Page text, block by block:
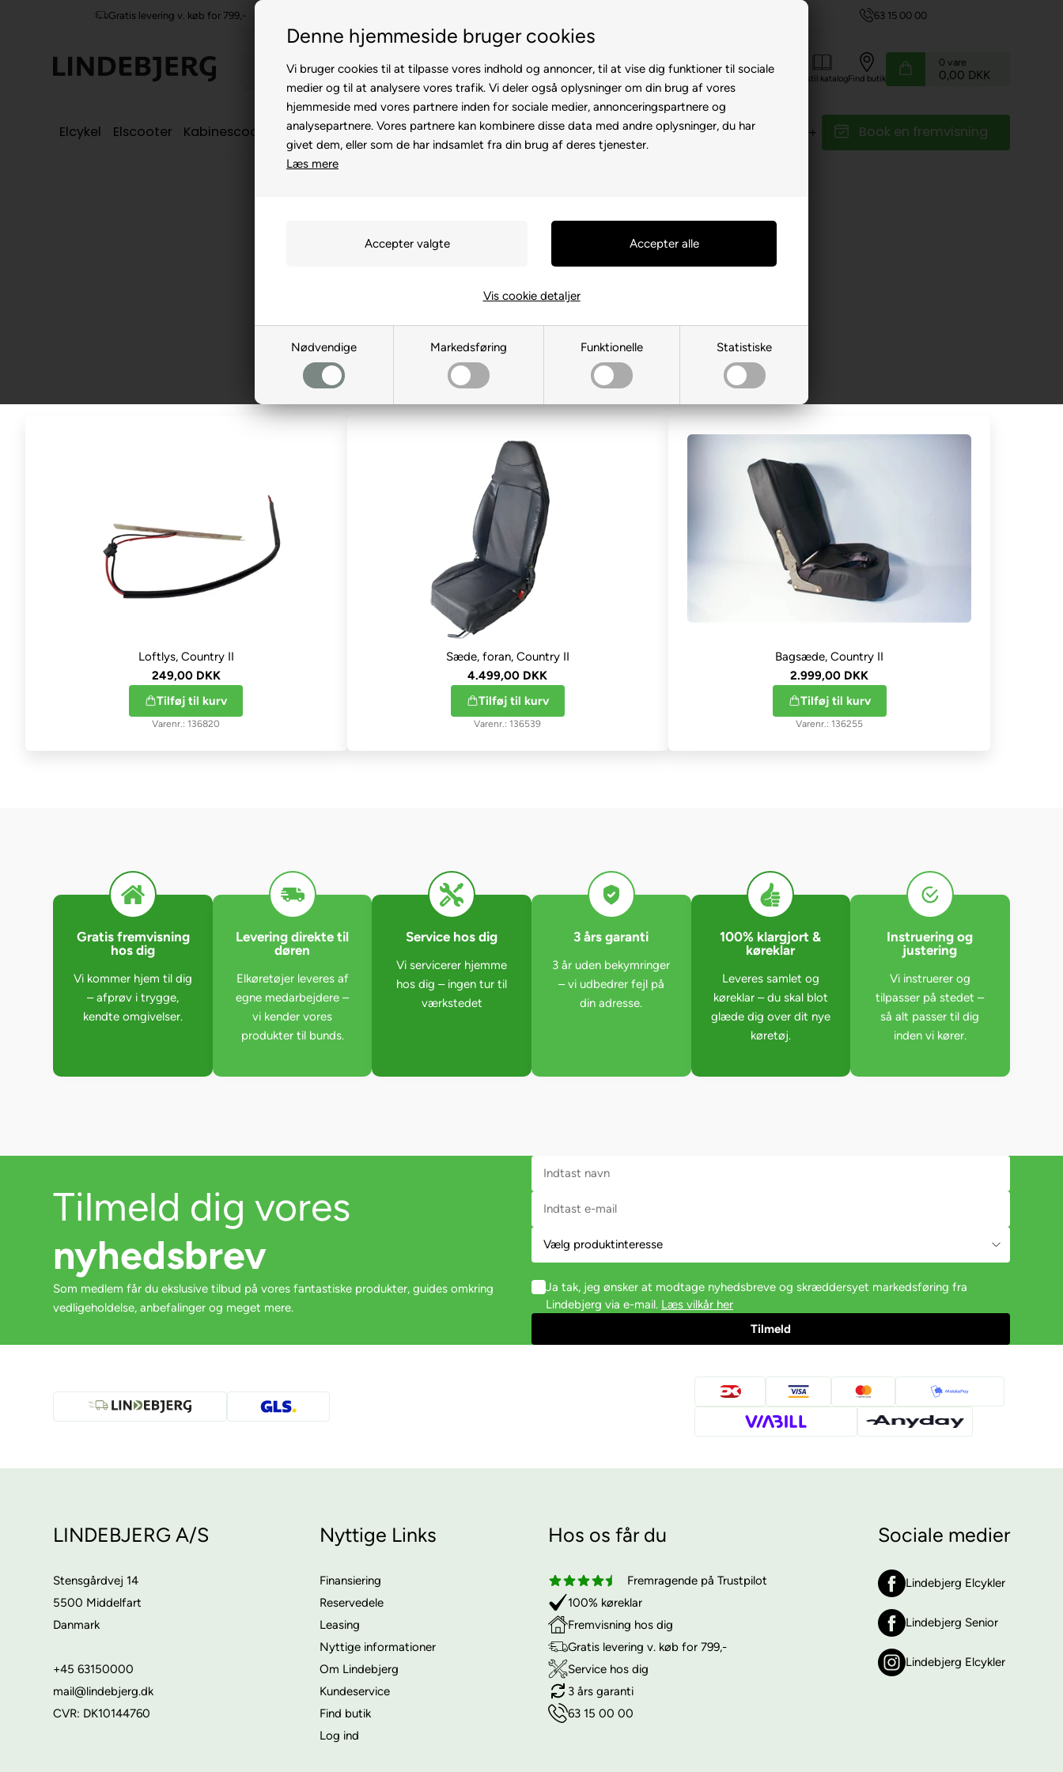
Denne hjemmeside bruger cookies
Vi bruger cookies til at tilpasse vores indhold og annoncer, til at vise dig funktioner til sociale
medier og til at analysere vores trafik. Vi deler også oplysninger om din brug af vores
hjemmeside med vores partnere inden for sociale medier, annonceringspartnere og
analysepartnere. Vores partnere kan kombinere disse data med andre oplysninger, du har
givet dem, eller som de har indsamlet fra din brug af deres tjenester.
Læs mere
Nødvendige Markedsføring Funktionelle Statistiske
Vis cookie detaljer
Gratis levering v. køb for 799,- 63 15 00 00
Bestil katalogFind butik
0 vare
0,00 DKK
Elcykel Elscooter Kabinescooter Seniorcykel Rollator Brugte Otiumstole El-kørestol Tilbehør Reservedele Book en fremvisning
Interiør
Sortering
Loftlys, Country II
249,00 DKK
Tilføj til kurv
136820
Sæde, foran, Country II
4.499,00 DKK
Tilføj til kurv
136539
Bagsæde, Country II
2.999,00 DKK
Tilføj til kurv
136255
Gratis fremvisning
hos dig
Vi kommer hjem til dig
– afprøv i trygge,
kendte omgivelser.
Levering direkte til
døren
Elkøretøjer leveres af
egne medarbejdere –
vi kender vores
produkter til bunds.
Service hos dig
Vi servicerer hjemme
hos dig – ingen tur til
værkstedet
3 års garanti
3 år uden bekymringer
– vi udbedrer fejl på
din adresse.
100% klargjort &
køreklar
Leveres samlet og
køreklar – du skal blot
glæde dig over dit nye
køretøj.
Instruering og
justering
Vi instruerer og
tilpasser på stedet –
så alt passer til dig
inden vi kører.
Tilmeld dig vores
nyhedsbrev
Som medlem får du ekslusive tilbud på vores fantastiske produkter, guides omkring
vedligeholdelse, anbefalinger og meget mere.
Ja tak, jeg ønsker at modtage nyhedsbreve og skræddersyet markedsføring fra
Lindebjerg via e-mail. Læs vilkår her
LINDEBJERG A/S
Stensgårdvej 14
5500 Middelfart
Danmark
+45 63150000
mail@lindebjerg.dk
CVR: DK10144760
Nyttige Links
Finansiering
Reservedele
Leasing
Nyttige informationer
Om Lindebjerg
Kundeservice
Find butik
Log ind
Hos os får du
Fremragende på Trustpilot
100% køreklar
Fremvisning hos dig
Gratis levering v. køb for 799,-
Service hos dig
3 års garanti
63 15 00 00
Sociale medier
Lindebjerg Elcykler
Lindebjerg Senior
Lindebjerg Elcykler